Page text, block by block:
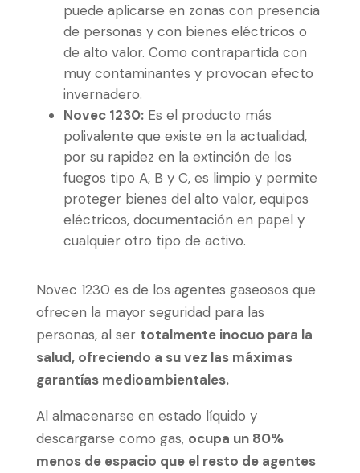
puede aplicarse en zonas con presencia
de personas y con bienes eléctricos o
de alto valor. Como contrapartida con
muy contaminantes y provocan efecto
invernadero.
Novec 1230:Es el producto más
polivalente que existe en la actualidad,
por su rapidez en la extinción de los
fuegos tipo A, B y C, es limpio y permite
proteger bienes del alto valor, equipos
eléctricos, documentación en papel y
cualquier otro tipo de activo.
Novec 1230 es de los agentes gaseosos que
ofrecen la mayor seguridad para las
personas, al ser totalmente inocuo para la
salud, ofreciendo a su vez las máximas
garantías medioambientales.
Al almacenarse en estado líquido y
descargarse como gas, ocupa un 80%
menos de espacio que el resto de agentes